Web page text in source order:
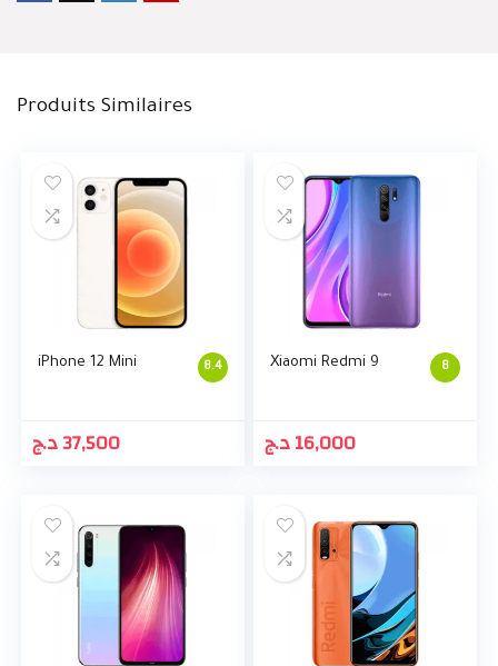
Produits Similaires
8.4
iPhone 12 Mini
37,500د.ج
8
Xiaomi Redmi 9
16,000د.ج